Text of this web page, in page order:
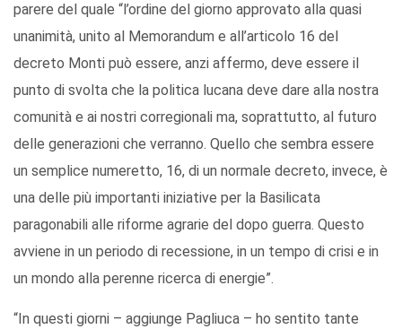
parere del quale “l’ordine del giorno approvato alla quasi
unanimità, unito al Memorandum e all’articolo 16 del
decreto Monti può essere, anzi affermo, deve essere il
punto di svolta che la politica lucana deve dare alla nostra
comunità e ai nostri corregionali ma, soprattutto, al futuro
delle generazioni che verranno. Quello che sembra essere
un semplice numeretto, 16, di un normale decreto, invece, è
una delle più importanti iniziative per la Basilicata
paragonabili alle riforme agrarie del dopo guerra. Questo
avviene in un periodo di recessione, in un tempo di crisi e in
un mondo alla perenne ricerca di energie”.
“In questi giorni – aggiunge Pagliuca – ho sentito tante